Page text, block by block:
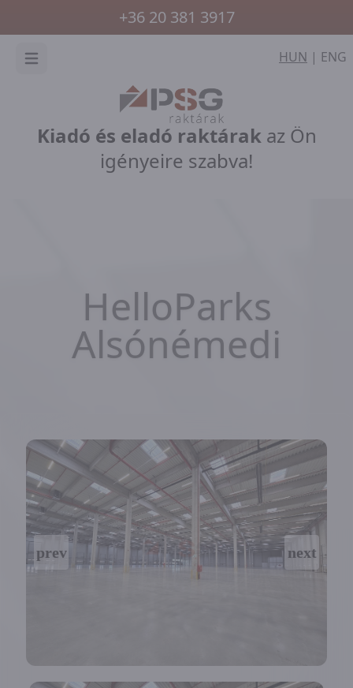
+36 20 381 3917
HUN | ENG
Kiadó és eladó raktárakaz Ön
igényeire szabva!
Menü
HelloParks
Alsónémedi